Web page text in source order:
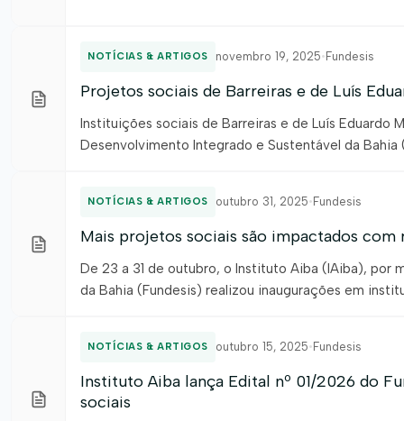
NOTÍCIAS & ARTIGOS novembro 19, 2025• Fundesis
Projetos sociais de Barreiras e de Luís
Instituições sociais de Barreiras e de Luís Eduardo
Desenvolvimento Integrado e Sustentável da
NOTÍCIAS & ARTIGOS outubro 31, 2025• Fundesis
Mais projetos sociais são impactados com
De 23 a 31 de outubro, o Instituto Aiba (IAiba), por
da Bahia (Fundesis) realizou inaugurações em
NOTÍCIAS & ARTIGOS outubro 15, 2025• Fundesis
Instituto Aiba lança Edital nº 01/2026 do
sociais